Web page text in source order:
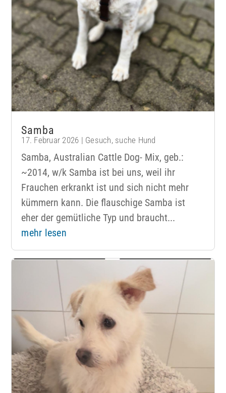
Samba
17. Februar 2026 | Gesuch, suche Hund
Samba, Australian Cattle Dog- Mix, geb.:
~2014, w/k Samba ist bei uns, weil ihr
Frauchen erkrankt ist und sich nicht mehr
kümmern kann. Die flauschige Samba ist
eher der gemütliche Typ und braucht...
mehr lesen